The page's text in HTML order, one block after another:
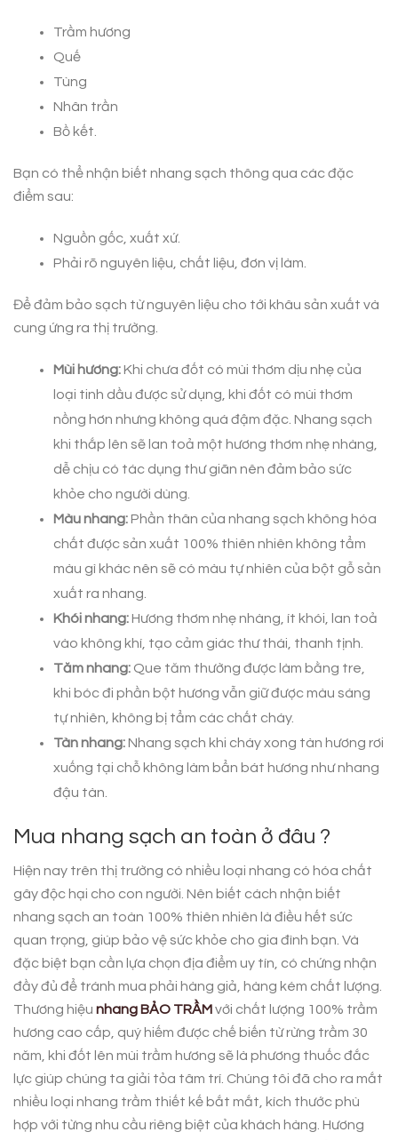
Trầm hương
Quế
Tùng
Nhân trần
Bồ kết.
Bạn có thể nhận biết nhang sạch thông qua các đặc
điểm sau:
Nguồn gốc, xuất xứ.
Phải rõ nguyên liệu, chất liệu, đơn vị làm.
Để đảm bảo sạch từ nguyên liệu cho tới khâu sản xuất và
cung ứng ra thị trường.
Mùi hương:Khi chưa đốt có mùi thơm dịu nhẹ của
loại tinh dầu được sử dụng, khi đốt có mùi thơm
nồng hơn nhưng không quá đậm đặc. Nhang sạch
khi thắp lên sẽ lan toả một hương thơm nhẹ nhàng,
dễ chịu có tác dụng thư giãn nên đảm bảo sức
khỏe cho người dùng.
Màu nhang:Phần thân của nhang sạch không hóa
chất được sản xuất 100% thiên nhiên không tẩm
màu gì khác nên sẽ có màu tự nhiên của bột gỗ sản
xuất ra nhang.
Khói nhang:Hương thơm nhẹ nhàng, ít khói, lan toả
vào không khí, tạo cảm giác thư thái, thanh tịnh.
Tăm nhang: Que tăm thường được làm bằng tre,
khi bóc đi phần bột hương vẫn giữ được màu sáng
tự nhiên, không bị tẩm các chất cháy.
Tàn nhang:Nhang sạch khi cháy xong tàn hương rơi
xuống tại chỗ không làm bẩn bát hương như nhang
đậu tàn.
Mua nhang sạch an toàn ở đâu ?
Hiện nay trên thị trường có nhiều loại nhang có hóa chất
gây độc hại cho con người. Nên biết cách nhận biết
nhang sạch an toàn 100% thiên nhiên là điều hết sức
quan trọng, giúp bảo vệ sức khỏe cho gia đình bạn. Và
đặc biệt bạn cần lựa chọn địa điểm uy tín, có chứng nhận
đầy đủ để tránh mua phải hàng giả, hàng kém chất lượng.
Thương hiệu nhang BẢO TRẦMvới chất lượng 100% trầm
hương cao cấp, quý hiếm được chế biến từ rừng trầm 30
năm, khi đốt lên mùi trầm hương sẽ là phương thuốc đắc
lực giúp chúng ta giải tỏa tâm trí. Chúng tôi đã cho ra mắt
nhiều loại nhang trầm thiết kế bắt mắt, kích thước phù
hợp với từng nhu cầu riêng biệt của khách hàng. Hương